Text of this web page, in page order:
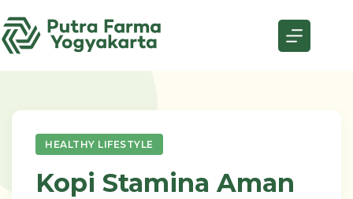
to
content
HEALTHY LIFESTYLE
Kopi Stamina Aman